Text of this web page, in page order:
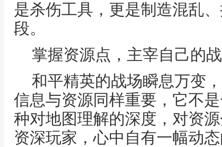
是杀伤工具，更是制造混乱
段。
掌握资源点，主宰自己的
和平精英的战场瞬息万变
信息与资源同样重要，它不
种对地图理解的深度，对资
资深玩家，心中自有一幅动